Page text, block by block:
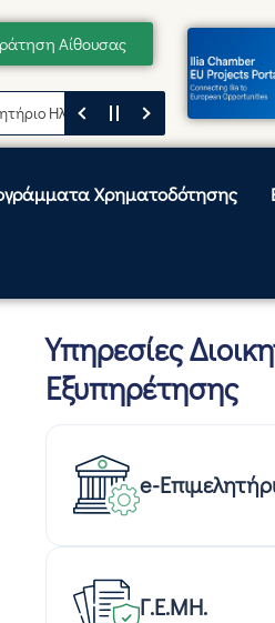
Αίθουσας
Μήνυμα του Προέδρου του
Χρηματοδότησης
Υπηρεσίες
Εξυπηρέτησης
e-
Γ.Ε.ΜΗ.